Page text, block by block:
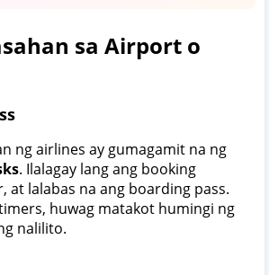
sa Airport o
ng airlines ay gumagamit na ng
. Ilalagay lang ang booking
at lalabas na ang boarding pass.
huwag matakot humingi ng
nalilito.